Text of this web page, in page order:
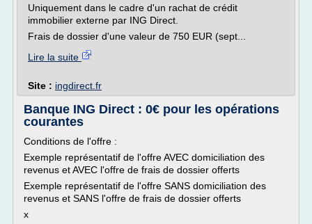
Uniquement dans le cadre d'un rachat de crédit
immobilier externe par ING Direct.
Frais de dossier d'une valeur de 750 EUR (sept...
Lire la suite
Site : ingdirect.fr
Banque ING Direct : 0€ pour les opérations
courantes
Conditions de l'offre :
Exemple représentatif de l'offre AVEC domiciliation des
revenus et AVEC l'offre de frais de dossier offerts
Exemple représentatif de l'offre SANS domiciliation des
revenus et SANS l'offre de frais de dossier offerts
x